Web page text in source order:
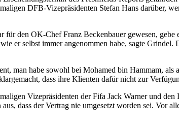
DFB-Vizepräsidenten Stefan Hans darüber,
den OK-Chef Franz Beckenbauer gewesen, gebe
er selbst immer angenommen habe, sagte
man habe sowohl bei Mohamed bin Hammam,
dass ihre Klienten dafür nicht zur
Vizepräsidenten der Fifa Jack Warner und den
dass der Vertrag nie umgesetzt worden sei. Vor